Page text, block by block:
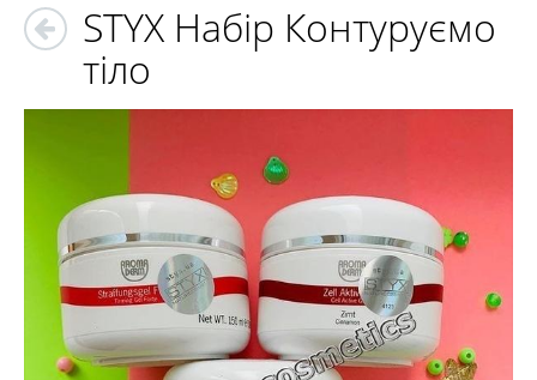
STYX Набір Контуруємо
тіло